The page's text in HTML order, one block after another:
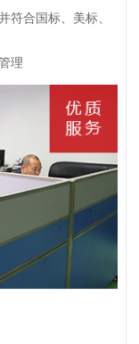
符合国标、美标、
理